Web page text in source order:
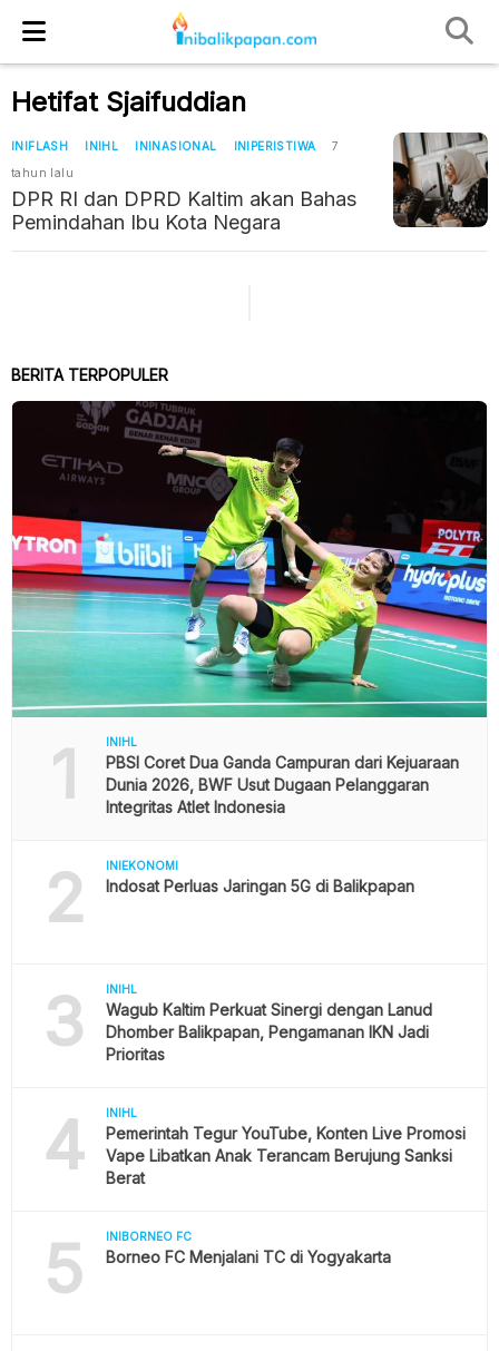
Hetifat Sjaifuddian
INIFLASH INIHL ININASIONAL INIPERISTIWA
7
tahun lalu
DPR RI dan DPRD Kaltim akan Bahas
Pemindahan Ibu Kota Negara
BERITA TERPOPULER
1 INIHL
PBSI Coret Dua Ganda Campuran dari Kejuaraan
Dunia 2026, BWF Usut Dugaan Pelanggaran
Integritas Atlet Indonesia
2 INIEKONOMI
Indosat Perluas Jaringan 5G di Balikpapan
3 INIHL
Wagub Kaltim Perkuat Sinergi dengan Lanud
Dhomber Balikpapan, Pengamanan IKN Jadi
Prioritas
4 INIHL
Pemerintah Tegur YouTube, Konten Live Promosi
Vape Libatkan Anak Terancam Berujung Sanksi
Berat
5 INIBORNEO FC
Borneo FC Menjalani TC di Yogyakarta